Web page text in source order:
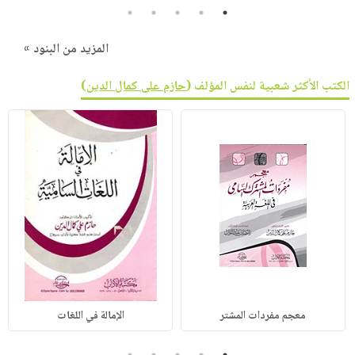
1
2
3
4
5
المزيد من البنود »
الكتب الأكثر شعبية لنفس المؤلف (حازم على كمال الدين)
معجم مفردات المشتر الإمالة في اللغات